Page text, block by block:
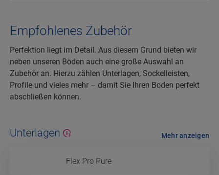
Empfohlenes Zubehör
Perfektion liegt im Detail. Aus diesem Grund bieten wir
neben unseren Böden auch eine große Auswahl an
Zubehör an. Hierzu zählen Unterlagen, Sockelleisten,
Profile und vieles mehr – damit Sie Ihren Boden perfekt
abschließen können.
Unterlagen
Flex Pro Pure
Mehr anzeigen